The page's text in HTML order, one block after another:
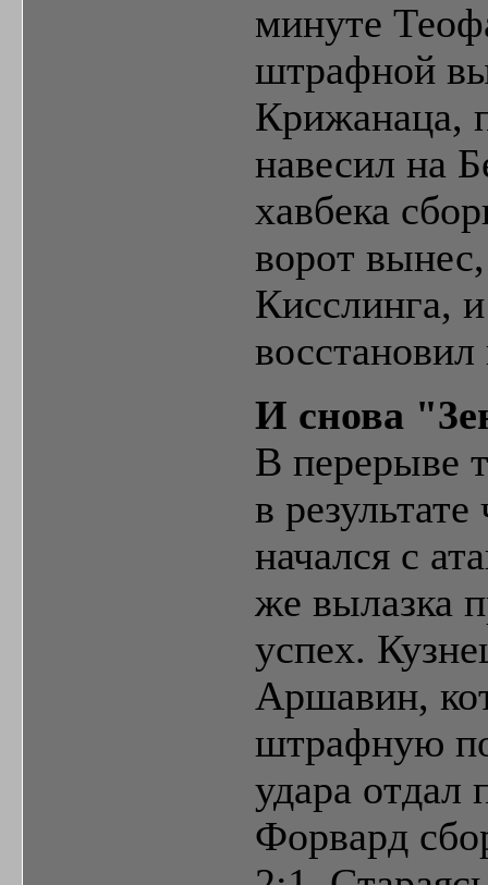
минуте
штрафной
Крижанаца,
навесил на
хавбека
ворот
Кисслинга,
восстановил
И снова
В перерыве
в
начался с
же вылазка
успех.
Аршавин,
штрафную
удара отдал
Форвард